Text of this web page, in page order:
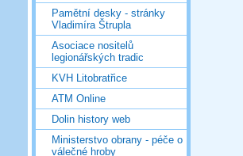
Pamětní desky - stránky
Vladimíra Štrupla
Asociace nositelů
legionářských tradic
KVH Litobratřice
ATM Online
Dolin history web
Ministerstvo obrany - péče o
válečné hroby